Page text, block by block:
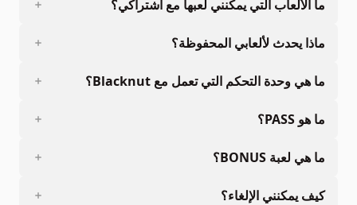
ما الألعاب التي يمكنني لعبها مع اشتراكي؟
ماذا يحدث لألعابي المحفوظة؟
ما هي وحدة التحكم التي تعمل مع Blacknut؟
ما هو PASS؟
ما هي لعبة BONUS؟
كيف يمكنني الإلغاء؟